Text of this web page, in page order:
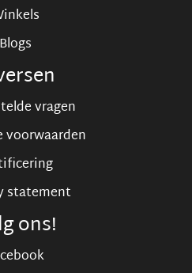
Blogs
vragen
voorwaarden
statement
ons!